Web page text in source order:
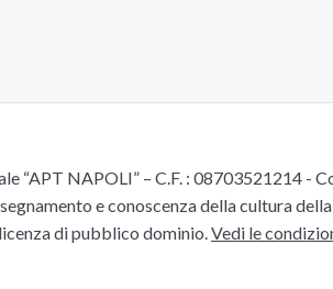
NAPOLI” – C.F. : 08703521214 -
e conoscenza della cultura
di pubblico dominio.Vedi le